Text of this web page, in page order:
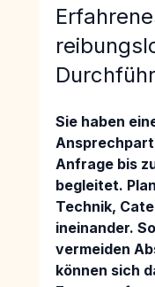
Sie haben
Anfrage bis
begleitet.
Technik,
ineinander.
vermeiden
können sich